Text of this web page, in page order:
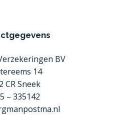
BV
14
CR Sneek
– 335142